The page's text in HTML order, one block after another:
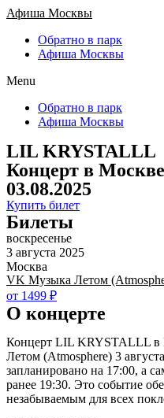
Афиша Москвы
Обратно в парк
Афиша Москвы
Menu
Обратно в парк
Афиша Москвы
LIL KRYSTALLL
Концерт в Москве
03.08.2025
Купить билет
Билеты
воскресенье
3 августа 2025
Москва
VK Музыка Летом
от 1499 ₽
О концерте
Концерт LIL KRYSTALLL в
Летом (Atmosphere) 3
запланировано на 17:00, а
ранее 19:30. Это событие
незабываемым для всех